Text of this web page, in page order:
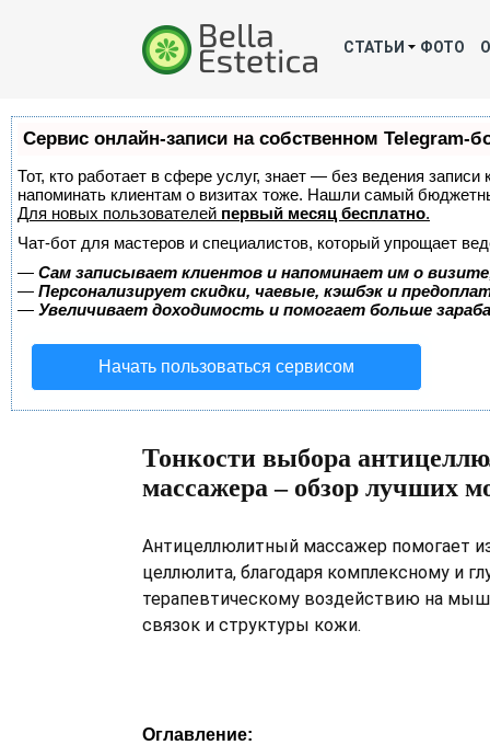
СТАТЬИ ФОТО
Сервис онлайн-записи на собственном Telegram-
Тот, кто работает в сфере услуг, знает — без ведения
напоминать клиентам о визитах тоже. Нашли самый
Для новых пользователей первый месяц бесплатно.
Чат-бот для мастеров и специалистов, который упрощает
— Сам записывает клиентов и напоминает им о
— Персонализирует скидки, чаевые, кэшбэк и
— Увеличивает доходимость и помогает больше
Начать пользоваться сервисом
Тонкости выбора
массажера – обзор лучших
Антицеллюлитный массажер помогает
целлюлита, благодаря комплексному и
терапевтическому воздействию на
связок и структуры кожи.
Оглавление: